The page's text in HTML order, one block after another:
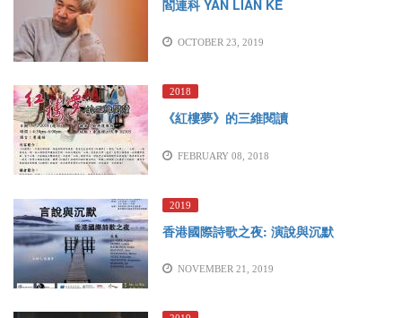
閻連科 YAN LIAN KE
OCTOBER 23, 2019
2018
《紅樓夢》的三維閱讀
FEBRUARY 08, 2018
2019
香港國際詩歌之夜: 演說與沉默
NOVEMBER 21, 2019